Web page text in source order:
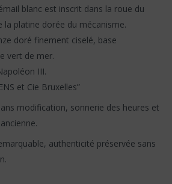
blanc est inscrit dans la roue du
la platine dorée du mécanisme.
doré finement ciselé, base
vert de mer.
III.
et Cie Bruxelles”
modification, sonnerie des heures et
authenticité préservée sans